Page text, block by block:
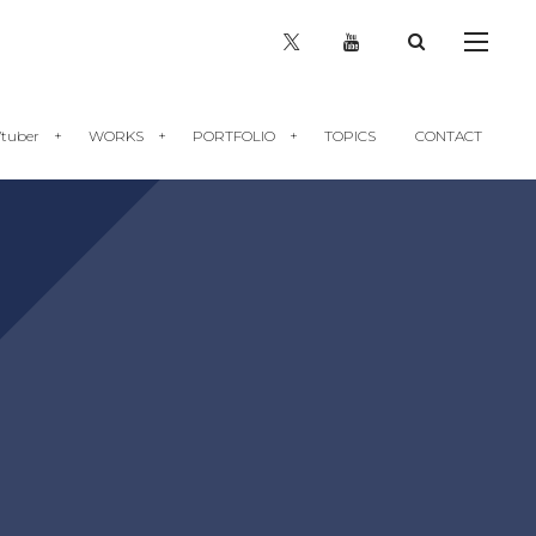
WORKS PORTFOLIO TOPICS CONTACT